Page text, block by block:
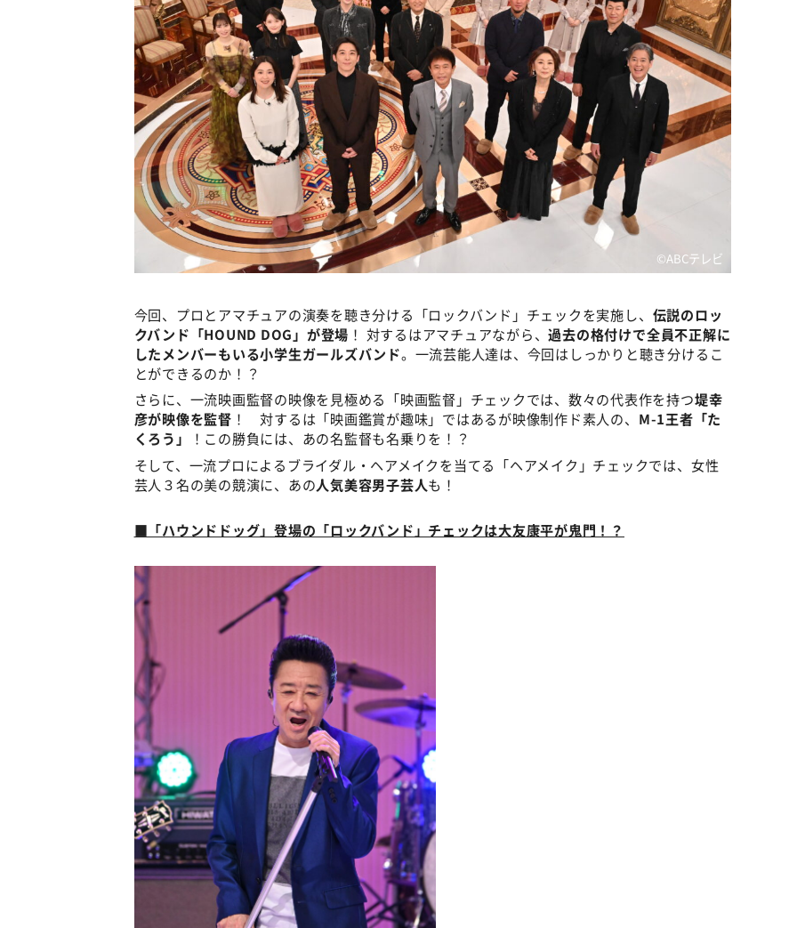
©ABCテレビ
今回、プロとアマチュアの演奏を聴き分ける「ロックバンド」チェックを実施し、 伝説のロッ
クバンド「HOUND DOG」が登場 ！ 対するはアマチュアながら、過去の格付けで全員不正解に
したメンバーもいる小学生ガールズバンド。一流芸能人達は、今回はしっかりと聴き分けるこ
とができるのか！？
さらに、一流映画監督の映像を見極める「映画監督」チェックでは、数々の代表作を持つ堤幸
彦が映像を監督 ！ 対するは「映画鑑賞が趣味」ではあるが映像制作ド素人の、 M-1王者「た
くろう」
！この勝負には、あの名監督も名乗りを！？
そして、一流プロによるブライダル・ヘアメイクを当てる「ヘアメイク」チェックでは、女性
芸人３名の美の競演に、あの人気美容男子芸人も！
■「ハウンドドッグ」登場の「ロックバンド」チェックは大友康平が鬼門！？